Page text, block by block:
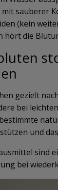
sauberer
(kein
hört die
gezielt
bei
und
sind
bei